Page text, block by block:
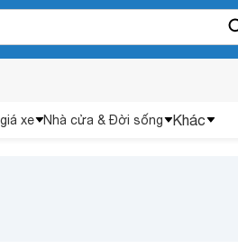
xe Nhà cửa & Đời sống Khác